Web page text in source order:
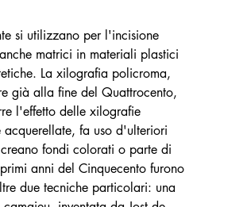
si utilizzano per l'incisione
matrici in materiali plastici
La xilografia policroma,
già alla fine del Quattrocento,
l'effetto delle xilografie
acquerellate, fa uso d'ulteriori
fondi colorati o parte di
anni del Cinquecento furono
due tecniche particolari: una